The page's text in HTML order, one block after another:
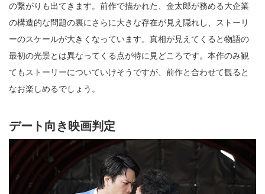
の繋がりも出てきます。前作で描かれた、金太郎が務める大企業
の構造的な問題の裏にさらに大きな存在が見え隠れし、ストーリ
ーのスケールが大きくなっています。真相が見えてくると物語の
最初の光景とは異なってくる点が特に見どころです。本作のみ観
てもストーリーについていけそうですが、前作と合わせて観ると
なお楽しめるでしょう。
デート向き映画判定